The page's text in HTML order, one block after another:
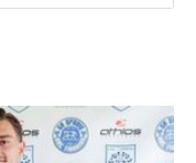
την Ρεάλ
στη